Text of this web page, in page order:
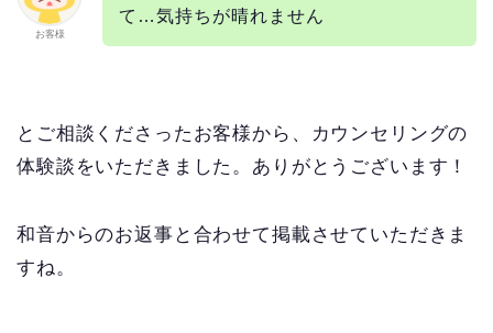
お客様
て…気持ちが晴れません
とご相談くださったお客様から、カウンセリングの
体験談をいただきました。ありがとうございます！
和音からのお返事と合わせて掲載させていただきま
すね。